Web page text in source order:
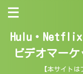
Hulu・Netflix
ビデオマー
【本サイト